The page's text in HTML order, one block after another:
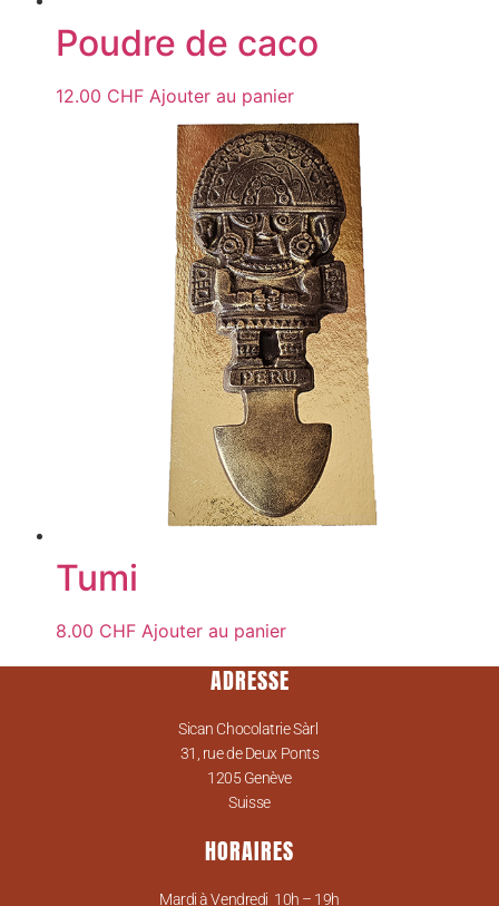
Poudre de caco
12.00 CHF Ajouter au panier
Tumi
8.00 CHF Ajouter au panier
ADRESSE
Sican Chocolatrie Sàrl
31, rue de Deux Ponts
1205 Genève
Suisse
HORAIRES
Mardi à Vendredi 10h – 19h